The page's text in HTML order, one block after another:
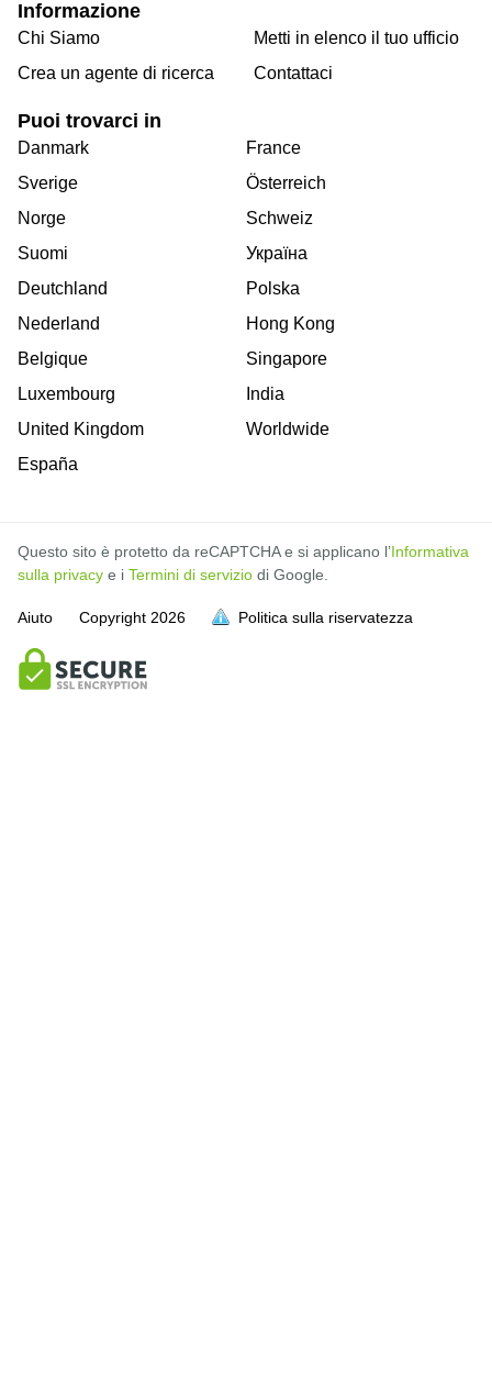
Informazione
Chi Siamo
Crea un agente di ricerca
Metti in elenco il tuo ufficio
Contattaci
Puoi trovarci in
Danmark
Sverige
Norge
Suomi
Deutchland
Nederland
Belgique
Luxembourg
United Kingdom
España
France
Österreich
Schweiz
Україна
Polska
Hong Kong
Singapore
India
Worldwide
Questo sito è protetto da reCAPTCHA e si applicano l’Informativa
sulla privacy e i Termini di servizio di Google.
Aiuto Copyright 2026 Politica sulla riservatezza